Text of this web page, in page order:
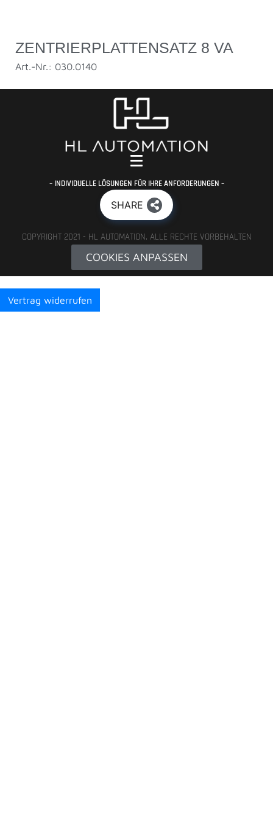
ZENTRIERPLATTENSATZ 8 VA
Art.-Nr.: 030.0140
– INDIVIDUELLE LÖSUNGEN FÜR IHRE ANFORDERUNGEN –
SHARE
COPYRIGHT 2021 - HL AUTOMATION. ALLE RECHTE VORBEHALTEN
COOKIES ANPASSEN
Vertrag widerrufen